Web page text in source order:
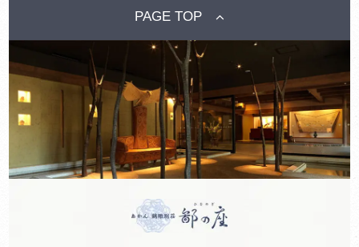
PAGE TOP